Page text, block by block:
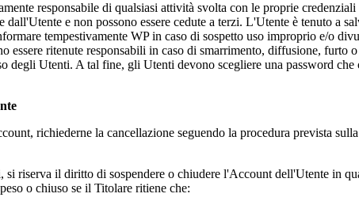
responsabile di qualsiasi attività svolta con le proprie
e non possono essere cedute a terzi. L'Utente è tenuto a
tempestivamente WP in caso di sospetto uso improprio e/o
essere ritenute responsabili in caso di smarrimento, diffusione, furto
degli Utenti. A tal fine, gli Utenti devono scegliere una password
richiederne la cancellazione seguendo la procedura prevista
riserva il diritto di sospendere o chiudere l'Account dell'Utente in
o chiuso se il Titolare ritiene che: